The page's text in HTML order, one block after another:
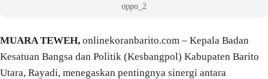
oppo_2
MUARA TEWEH, onlinekoranbarito.com – Kepala Badan
Kesatuan Bangsa dan Politik (Kesbangpol) Kabupaten Barito
Utara, Rayadi, menegaskan pentingnya sinergi antara